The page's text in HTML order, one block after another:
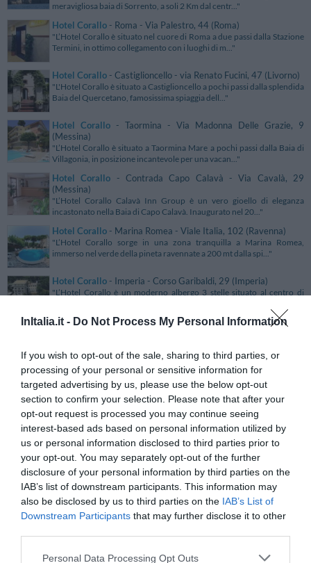
InItalia.it - Do Not Process My Personal Information
If you wish to opt-out of the sale, sharing to third parties, or
processing of your personal or sensitive information for
targeted advertising by us, please use the below opt-out
section to confirm your selection. Please note that after your
opt-out request is processed you may continue seeing
interest-based ads based on personal information utilized by
us or personal information disclosed to third parties prior to
your opt-out. You may separately opt-out of the further
disclosure of your personal information by third parties on the
IAB’s list of downstream participants. This information may
also be disclosed by us to third parties on the IAB’s List of
Downstream Participants that may further disclose it to other
Personal Data Processing Opt Outs
meravigliosa baia di Sorrento, a soli 2 Km dal centr..."
Hotel Corallo - Roma - Via Palestro, 44 (Roma)
"L’Hotel Corallo è situato nel cuore di Roma a due passi dalla Stazione
Termini, in ottimo collegamento con i luoghi di m..."
Hotel Corallo - Castiglioncello - via Renato Fucini, 47 (Livorno)
"L'Hotel Corallo è situato a Castiglioncello a pochi passi dalla splendida
Baia del Quercetano, famosissima spiaggia dell..."
Hotel Corallo - Taormina - Via Madonna Delle Grazie, 9
(Messina)
"L’Hotel Corallo è situato a Taormina Mare a pochi passi dalla Baia di
Villagonia, in posizione incantevole per una vacan..."
Hotel Corallo - Contrada Capo Calavà - Via Cavalà, 29
(Messina)
"L’Hotel Corallo Calavà Inn Group è un vero gioello di eleganza
incastonato nella Baia di Capo Calavà. Inaugurato nel 20..."
Hotel Corallo - Marina Romea - Viale Italia, 102 (Ravenna)
"L’Hotel Corallo sorge in una zona tranquilla a Marina Romea,
immerso nel verde della pineta ravennate a 200 mt dalla spi..."
Hotel Corallo - Imperia - Corso Garibaldi, 29 (Imperia)
"L’Hotel Corallo è un moderno albergo 3 stelle situato al centro di
- Firenze - Via Giulio Caccini, 24 (Firenze)
a Firenze nella zona residenziale di Careggi. Sit..."
Hotel Corona- Roma - Via Napoli, 3 (Roma)
"L'Hotel Corona è situato in un angolo tranquillo del centro storico di
Roma, tra il Teatro dell'Opera e il Viminale, ed ..."
Hotel Corona- Forio D' Ischia - Via Provinciale Panza, 11
(Napoli)
"L'Hotel Corona sorge a Forio D' Ischia in posizione invidiabile a circa
350 mt dalle spiagge di La Cava e Citara. Comod..."
Hotel Corona- Tirano - Via Italia, 19 (Sondrio)
"L’Hotel Corona è uno storico albergo di Tirano, caratteristica
cittadina valtellinese situata in posizione strategica ri..."
Hotel Corona- Mareson Di Zoldo - Viale Dolomiti, 11 (Belluno)
a Mareson di Zoldo in posizione panoramica ris..."